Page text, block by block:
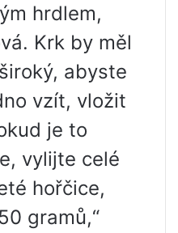
hrdlem,
Krk by měl
abyste
vzít, vložit
je to
vylijte celé
​​hořčice,
gramů,“